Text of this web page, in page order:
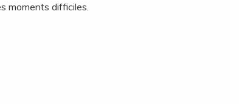
moments difficiles.